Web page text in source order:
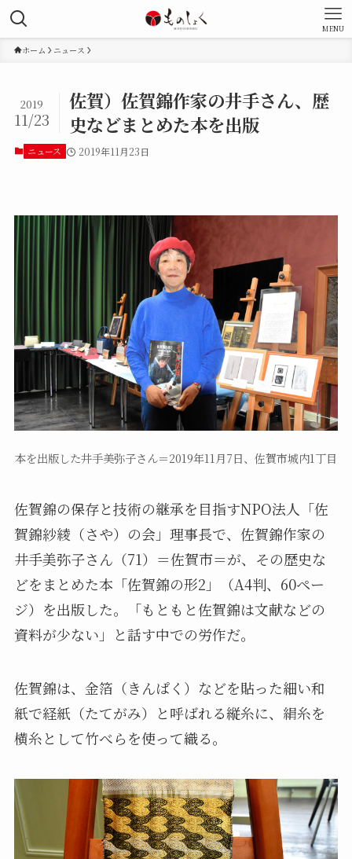
MENU
ホーム ニュース
佐賀）佐賀錦作家の井手さん、歴
史などまとめた本を出版
2019
11/23
ニュース 2019年11月23日
本を出版した井手美弥子さん＝2019年11月7日、佐賀市城内1丁目
佐賀錦の保存と技術の継承を目指すNPO法人「佐
賀錦紗綾（さや）の会」理事長で、佐賀錦作家の
井手美弥子さん（71）＝佐賀市＝が、その歴史な
どをまとめた本「佐賀錦の形2」（A4判、60ペー
ジ）を出版した。「もともと佐賀錦は文献などの
資料が少ない」と話す中での労作だ。
佐賀錦は、金箔（きんぱく）などを貼った細い和
紙で経紙（たてがみ）と呼ばれる縦糸に、絹糸を
横糸として竹べらを使って織る。